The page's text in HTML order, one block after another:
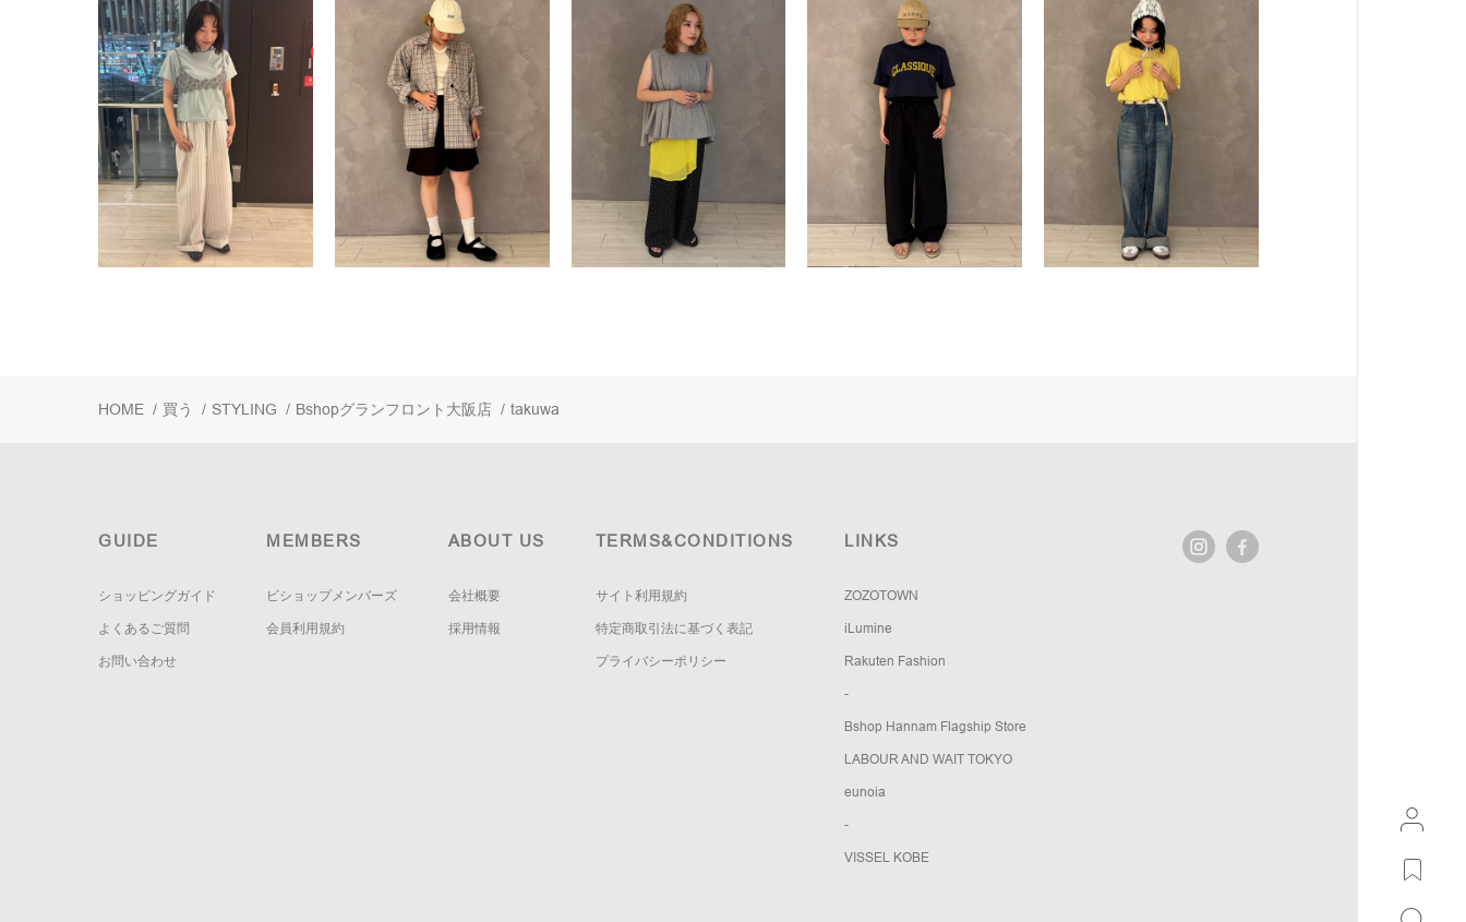
HOME / 買う / STYLING / Bshopグランフロント大阪店 / takuwa
GUIDE
ショッピングガイド
よくあるご質問
お問い合わせ
MEMBERS
ビショップメンバーズ
会員利用規約
ABOUT US
会社概要
採用情報
TERMS&CONDITIONS
サイト利用規約
特定商取引法に基づく表記
プライバシーポリシー
LINKS
ZOZOTOWN
iLumine
Rakuten Fashion
-
Bshop Hannam Flagship Store
LABOUR AND WAIT TOKYO
eunoia
-
VISSEL KOBE